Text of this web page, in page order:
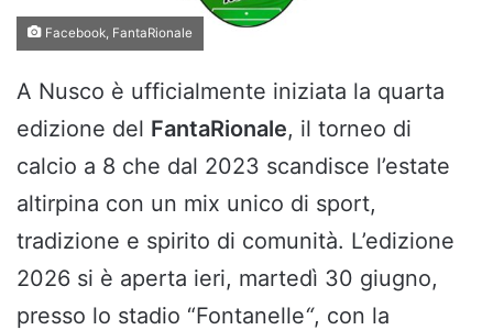
Facebook, FantaRionale
A Nusco è ufficialmente iniziata la quarta
edizione del FantaRionale, il torneo di
calcio a 8 che dal 2023 scandisce l’estate
altirpina con un mix unico di sport,
tradizione e spirito di comunità. L’edizione
2026 si è aperta ieri, martedì 30 giugno,
presso lo stadio “Fontanelle“, con la